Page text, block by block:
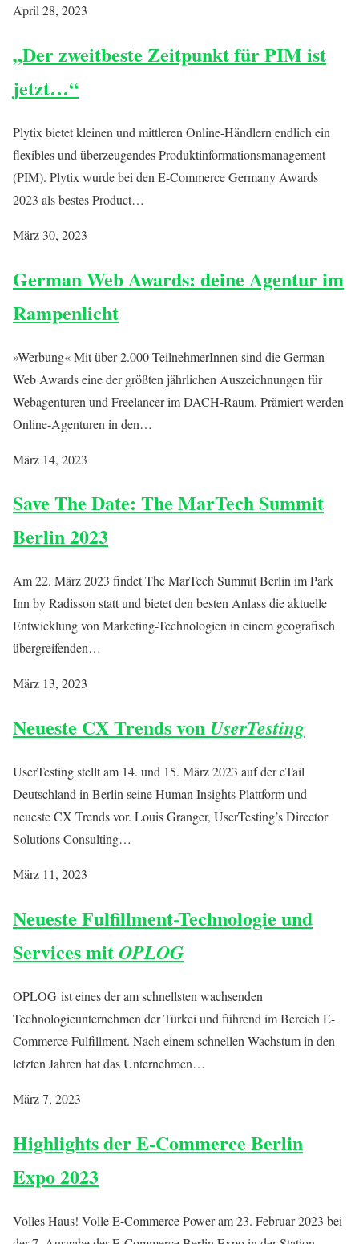
April 28, 2023
„Der zweitbeste Zeitpunkt für PIM ist
jetzt…“
Plytix bietet kleinen und mittleren Online-Händlern endlich ein
flexibles und überzeugendes Produktinformationsmanagement
(PIM). Plytix wurde bei den E-Commerce Germany Awards
2023 als bestes Product…
März 30, 2023
German Web Awards: deine Agentur im
Rampenlicht
»Werbung« Mit über 2.000 TeilnehmerInnen sind die German
Web Awards eine der größten jährlichen Auszeichnungen für
Webagenturen und Freelancer im DACH-Raum. Prämiert werden
Online-Agenturen in den…
März 14, 2023
Save The Date: The MarTech Summit
Berlin 2023
Am 22. März 2023 findet The MarTech Summit Berlin im Park
Inn by Radisson statt und bietet den besten Anlass die aktuelle
Entwicklung von Marketing-Technologien in einem geografisch
übergreifenden…
März 13, 2023
Neueste CX Trends von UserTesting
UserTesting stellt am 14. und 15. März 2023 auf der eTail
Deutschland in Berlin seine Human Insights Plattform und
neueste CX Trends vor. Louis Granger, UserTesting’s Director
Solutions Consulting…
März 11, 2023
Neueste Fulfillment-Technologie und
Services mitOPLOG
OPLOG ist eines der am schnellsten wachsenden
Technologieunternehmen der Türkei und führend im Bereich E-
Commerce Fulfillment. Nach einem schnellen Wachstum in den
letzten Jahren hat das Unternehmen…
März 7, 2023
Highlights der E-Commerce Berlin
Expo 2023
Volles Haus! Volle E-Commerce Power am 23. Februar 2023 bei